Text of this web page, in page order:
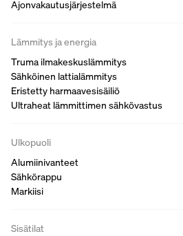
Ajonvakautusjärjestelmä
Lämmitys ja energia
Truma ilmakeskuslämmitys
Sähköinen lattialämmitys
Eristetty harmaavesisäiliö
Ultraheat lämmittimen sähkövastus
Ulkopuoli
Alumiinivanteet
Sähkörappu
Markiisi
Sisätilat